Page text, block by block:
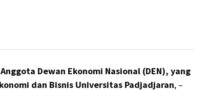
Dewan Ekonomi Nasional (DEN), yang
dan Bisnis Universitas Padjadjaran, –